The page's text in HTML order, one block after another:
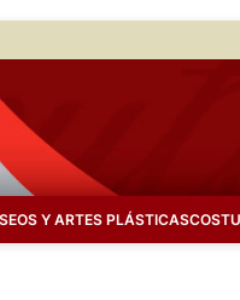
Y ARTES PLÁSTICAS